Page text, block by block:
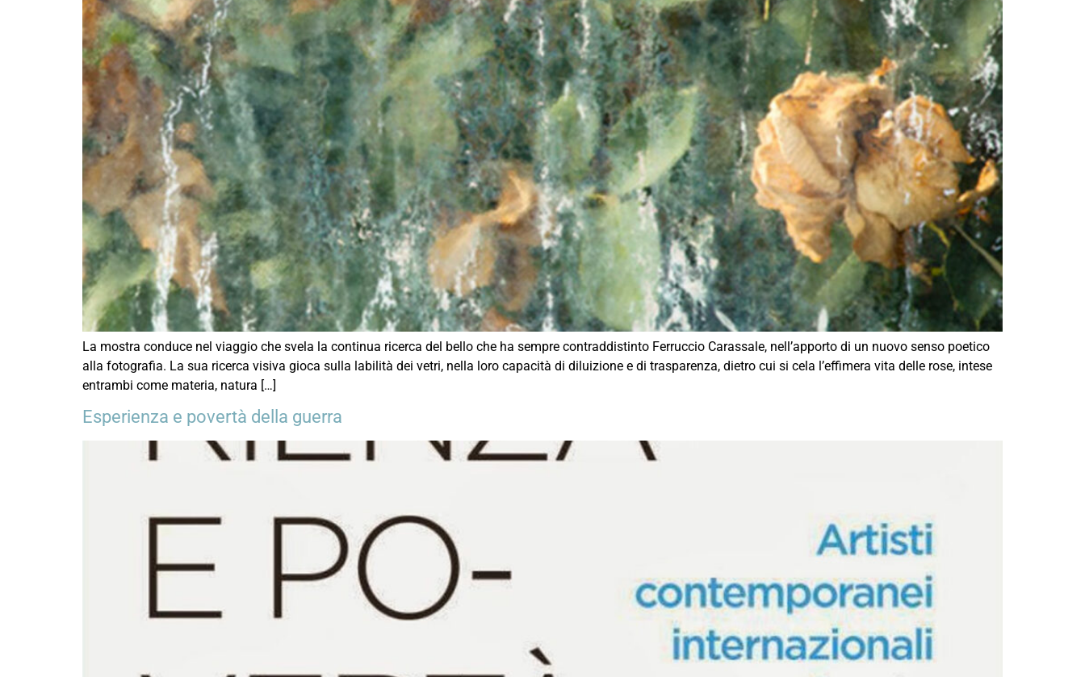
La mostra conduce nel viaggio che svela la continua ricerca del bello che ha sempre contraddistinto Ferruccio Carassale, nell’apporto di un nuovo senso poetico
alla fotografia. La sua ricerca visiva gioca sulla labilità dei vetri, nella loro capacità di diluizione e di trasparenza, dietro cui si cela l’effimera vita delle rose, intese
entrambi come materia, natura […]
Esperienza e povertà della guerra